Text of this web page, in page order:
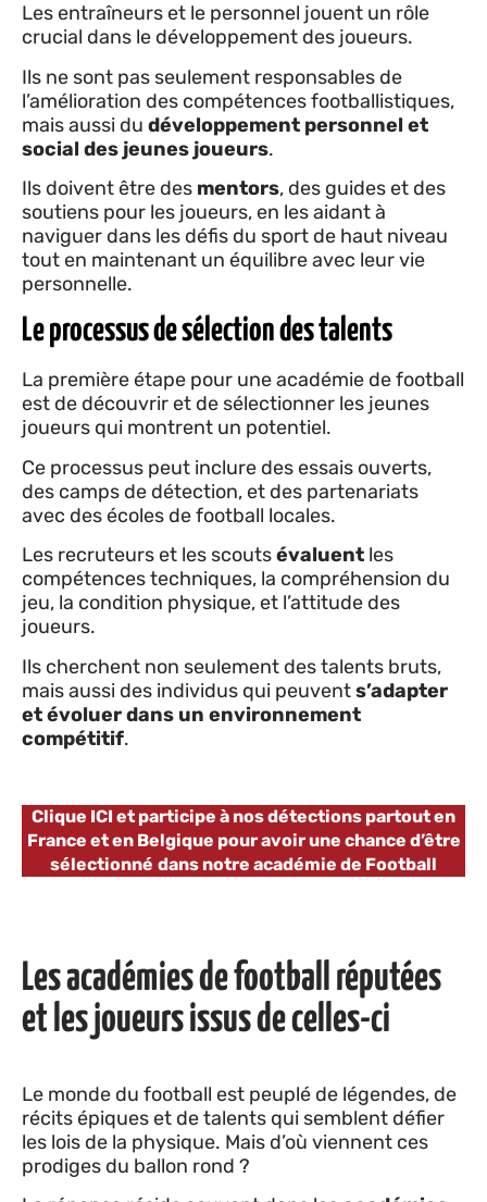
Les entraîneurs et le personnel jouent un rôle
crucial dans le développement des joueurs.
Ils ne sont pas seulement responsables de
l’amélioration des compétences footballistiques,
mais aussi du développement personnel et
social des jeunes joueurs.
Ils doivent être des mentors, des guides et des
soutiens pour les joueurs, en les aidant à
naviguer dans les défis du sport de haut niveau
tout en maintenant un équilibre avec leur vie
personnelle.
Le processus de sélection des talents
La première étape pour une académie de football
est de découvrir et de sélectionner les jeunes
joueurs qui montrent un potentiel.
Ce processus peut inclure des essais ouverts,
des camps de détection, et des partenariats
avec des écoles de football locales.
Les recruteurs et les scoutsévaluent les
compétences techniques, la compréhension du
jeu, la condition physique, et l’attitude des
joueurs.
Ils cherchent non seulement des talents bruts,
mais aussi des individus qui peuvents’adapter
et évoluer dans un environnement
compétitif.
Clique ICI et participe à nos détections partout en
France et en Belgique pour avoir une chance d’être
sélectionné dans notre académie de Football
Les académies de football réputées
et les joueurs issus de celles-ci
Le monde du football est peuplé de légendes, de
récits épiques et de talents qui semblent défier
les lois de la physique. Mais d’où viennent ces
prodiges du ballon rond ?